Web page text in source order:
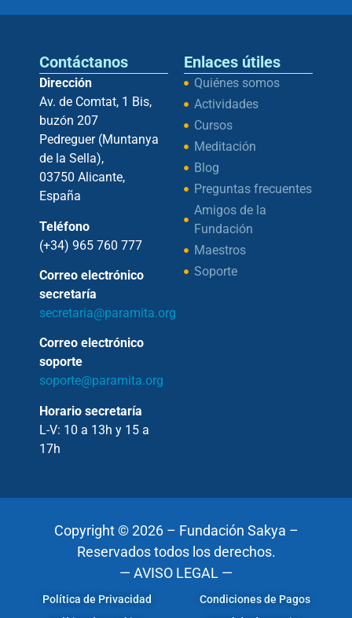
Contáctanos
Dirección
Av. de Comtat, 1 Bis,
buzón 207
Pedreguer (Muntanya
de la Sella),
03750 Alicante,
España
Teléfono
(+34) 965 760 777
Correo electrónico
secretaría
secretaria@paramita.org
Correo electrónico
soporte
soporte@paramita.org
Horario secretaría
L-V: 10 a 13h y 15 a
17h
Enlaces útiles
Quiénes somos
Actividades
Cursos
Meditación
Blog
Preguntas frecuentes
Amigos de la
Fundación
Maestros
Soporte
Copyright © 2026 – Fundación Sakya –
Reservados todos los derechos.
— AVISO LEGAL —
Política de Privacidad
Condiciones de Pagos